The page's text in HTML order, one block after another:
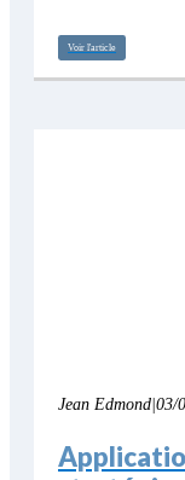
Voir l'article
Jean Edmond 03/